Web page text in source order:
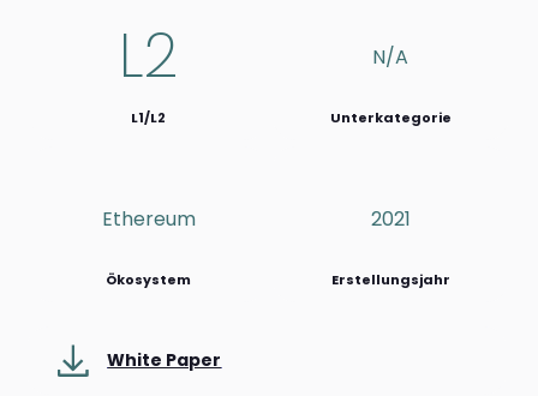
L2
L1/L2
N/a
Unterkategorie
Ethereum
Ökosystem
2021
Erstellungsjahr
White Paper